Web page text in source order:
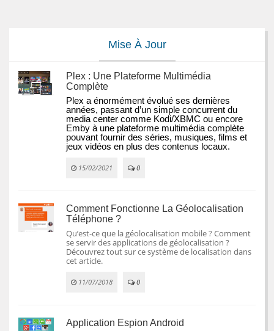
Mise À Jour
Plex : Une Plateforme Multimédia
Complète
Plex a énormément évolué ses dernières
années, passant d’un simple concurrent du
media center comme Kodi/XBMC ou encore
Emby à une plateforme multimédia complète
pouvant fournir des séries, musiques, films et
jeux vidéos en plus des contenus locaux.
15/02/2021 0
Comment Fonctionne La Géolocalisation
Téléphone ?
Qu’est-ce que la géolocalisation mobile ? Comment
se servir des applications de géolocalisation ?
Découvrez tout sur ce système de localisation dans
cet article.
11/07/2018 0
Application Espion Android